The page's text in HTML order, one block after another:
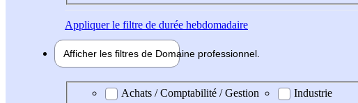
Appliquerle filtre de durée hebdomadaire
Afficher les filtres de Domaine professionnel
Domaine professionel
Achats / Comptabilité / Gestion
Industrie